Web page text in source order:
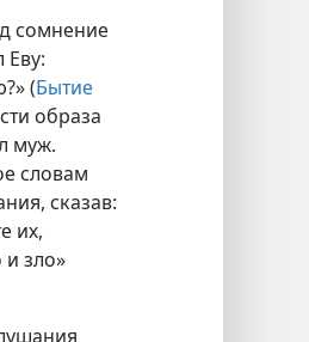
сомнение
Еву:
(Бытие
образа
муж.
словам
сказав:
их,
зло»